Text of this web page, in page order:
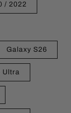
/ 2022
Galaxy S26
Ultra